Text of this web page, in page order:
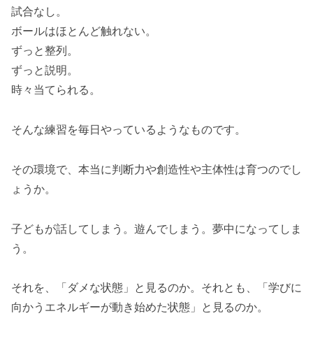
試合なし。
ボールはほとんど触れない。
ずっと整列。
ずっと説明。
時々当てられる。
そんな練習を毎日やっているようなものです。
その環境で、本当に判断力や創造性や主体性は育つのでし
ょうか。
子どもが話してしまう。遊んでしまう。夢中になってしま
う。
それを、「ダメな状態」と見るのか。それとも、「学びに
向かうエネルギーが動き始めた状態」と見るのか。